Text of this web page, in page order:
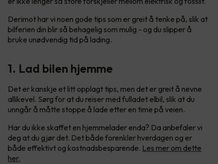
Derimot har vi noen gode tips som er greit å tenke på, slik at
bilferien din blir så behagelig som mulig - og du slipper å
bruke unødvendig tid på lading.
1. Lad bilen hjemme
Det er kanskje et litt opplagt tips, men det er greit å nevne
allikevel. Sørg for at du reiser med fulladet elbil, slik at du
unngår å måtte stoppe å lade etter en time på veien.
Har du ikke skaffet en hjemmelader enda? Da anbefaler vi
deg at du gjør det. Det både forenkler hverdagen og er
både effektivt og kostnadsbesparende. Les mer om dette
her.